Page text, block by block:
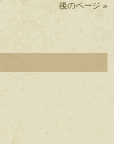
後のページ »